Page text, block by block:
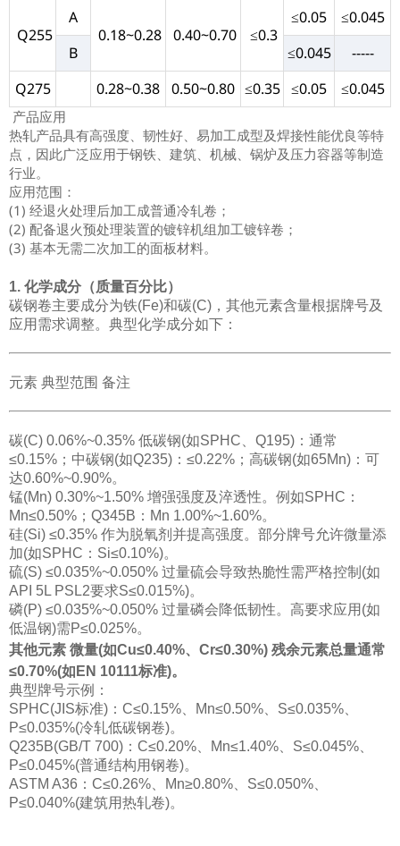
Q255
A
0.18~0.28 0.40~0.70 ≤0.3
≤0.05
≤0.045
B
≤0.045
-----
Q275
0.28~0.38 0.50~0.80 ≤0.35 ≤0.05 ≤0.045
产品应用
热轧产品具有高强度、韧性好、易加工成型及焊接性能优良等特
点，因此广泛应用于钢铁、建筑、机械、锅炉及压力容器等制造
行业。
应用范围：
(1) 经退火处理后加工成普通冷轧卷；
(2) 配备退火预处理装置的镀锌机组加工镀锌卷；
(3) 基本无需二次加工的面板材料。
1. 化学成分（质量百分比）
碳钢卷主要成分为铁(Fe)和碳(C)，其他元素含量根据牌号及
应用需求调整。典型化学成分如下：
元素 典型范围 备注
碳(C) 0.06%~0.35% 低碳钢(如SPHC、Q195)：通常
≤0.15%；中碳钢(如Q235)：≤0.22%；高碳钢(如65Mn)：可
达0.60%~0.90%。
锰(Mn) 0.30%~1.50% 增强强度及淬透性。例如SPHC：
Mn≤0.50%；Q345B：Mn 1.00%~1.60%。
硅(Si) ≤0.35% 作为脱氧剂并提高强度。部分牌号允许微量添
加(如SPHC：Si≤0.10%)。
硫(S) ≤0.035%~0.050% 过量硫会导致热脆性需严格控制(如
API 5L PSL2要求S≤0.015%)。
磷(P) ≤0.035%~0.050% 过量磷会降低韧性。高要求应用(如
低温钢)需P≤0.025%。
其他元素 微量(如Cu≤0.40%、Cr≤0.30%) 残余元素总量通常
≤0.70%(如EN 10111标准)。
典型牌号示例：
SPHC(JIS标准)：C≤0.15%、Mn≤0.50%、S≤0.035%、
P≤0.035%(冷轧低碳钢卷)。
Q235B(GB/T 700)：C≤0.20%、Mn≤1.40%、S≤0.045%、
P≤0.045%(普通结构用钢卷)。
ASTM A36：C≤0.26%、Mn≥0.80%、S≤0.050%、
P≤0.040%(建筑用热轧卷)。